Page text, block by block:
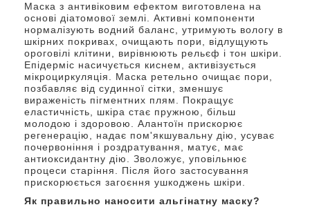
Маска з антивіковим ефектом виготовлена ​​на
основі діатомової землі. Активні компоненти
нормалізують водний баланс, утримують вологу в
шкірних покривах, очищають пори, відлущують
ороговілі клітини, вирівнюють рельєф і тон шкіри.
Епідерміс насичується киснем, активізується
мікроциркуляція. Маска ретельно очищає пори,
позбавляє від судинної сітки, зменшує
вираженість пігментних плям. Покращує
еластичність, шкіра стає пружною, більш
молодою і здоровою. Алантоїн прискорює
регенерацію, надає пом'якшувальну дію, усуває
почервоніння і роздратування, матує, має
антиоксидантну дію. Зволожує, уповільнює
процеси старіння. Після його застосування
прискорюється загоєння ушкоджень шкіри.
Як правильно наносити альгінатну маску?